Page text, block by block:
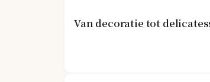
Van decoratie tot